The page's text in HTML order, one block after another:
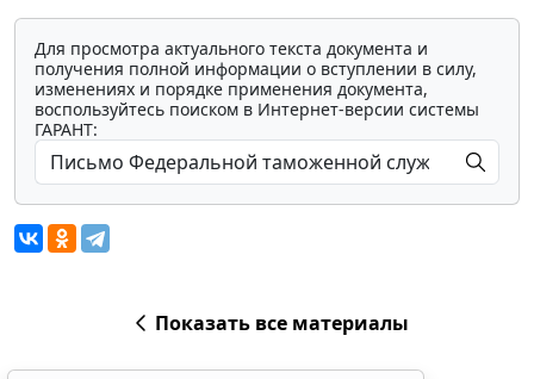
Для просмотра актуального текста документа и
получения полной информации о вступлении в силу,
изменениях и порядке применения документа,
воспользуйтесь поиском в Интернет-версии системы
ГАРАНТ:
Показать все материалы